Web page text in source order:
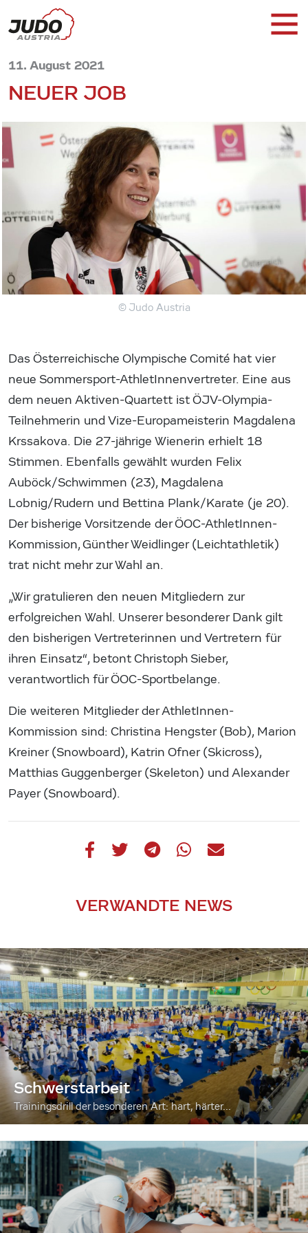
11. August 2021
NEUER JOB
© Judo Austria
Das Österreichische Olympische Comité hat vier
neue Sommersport-AthletInnenvertreter. Eine aus
dem neuen Aktiven-Quartett ist ÖJV-Olympia-
Teilnehmerin und Vize-Europameisterin Magdalena
Krssakova. Die 27-jährige Wienerin erhielt 18
Stimmen. Ebenfalls gewählt wurden Felix
Auböck/Schwimmen (23), Magdalena
Lobnig/Rudern und Bettina Plank/Karate (je 20).
Der bisherige Vorsitzende der ÖOC-AthletInnen-
Kommission, Günther Weidlinger (Leichtathletik)
trat nicht mehr zur Wahl an.
„Wir gratulieren den neuen Mitgliedern zur
erfolgreichen Wahl. Unserer besonderer Dank gilt
den bisherigen Vertreterinnen und Vertretern für
ihren Einsatz“, betont Christoph Sieber,
verantwortlich für ÖOC-Sportbelange.
Die weiteren Mitglieder der AthletInnen-
Kommission sind: Christina Hengster (Bob), Marion
Kreiner (Snowboard), Katrin Ofner (Skicross),
Matthias Guggenberger (Skeleton) und Alexander
Payer (Snowboard).
VERWANDTE NEWS
Schwerstarbeit
Trainingsdrill der besonderen Art: hart, härter...